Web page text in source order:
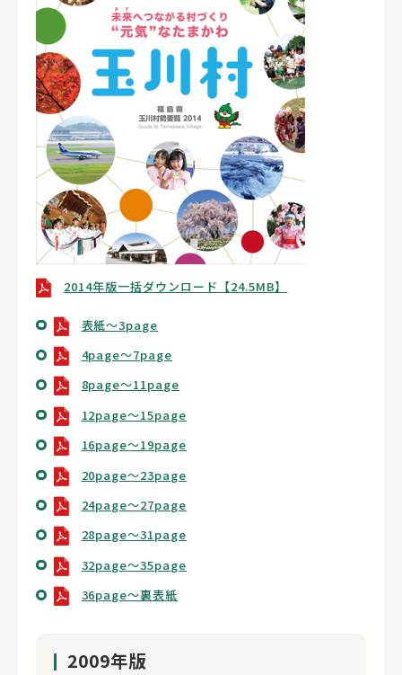
2014年版一括ダウンロード【24.5MB】
表紙～3page
4page～7page
8page～11page
12page～15page
16page～19page
20page～23page
24page～27page
28page～31page
32page～35page
36page～裏表紙
2009年版